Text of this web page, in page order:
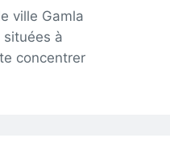
ville Gamla
à
concentrer